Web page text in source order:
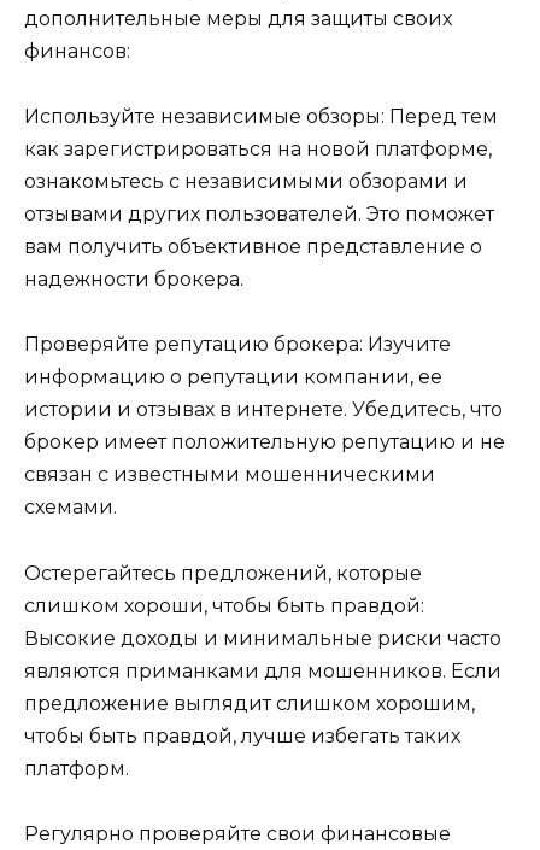
дополнительные меры для защиты своих
финансов:
Используйте независимые обзоры: Перед тем
как зарегистрироваться на новой платформе,
ознакомьтесь с независимыми обзорами и
отзывами других пользователей. Это поможет
вам получить объективное представление о
надежности брокера.
Проверяйте репутацию брокера: Изучите
информацию о репутации компании, ее
истории и отзывах в интернете. Убедитесь, что
брокер имеет положительную репутацию и не
связан с известными мошенническими
схемами.
Остерегайтесь предложений, которые
слишком хороши, чтобы быть правдой:
Высокие доходы и минимальные риски часто
являются приманками для мошенников. Если
предложение выглядит слишком хорошим,
чтобы быть правдой, лучше избегать таких
платформ.
Регулярно проверяйте свои финансовые